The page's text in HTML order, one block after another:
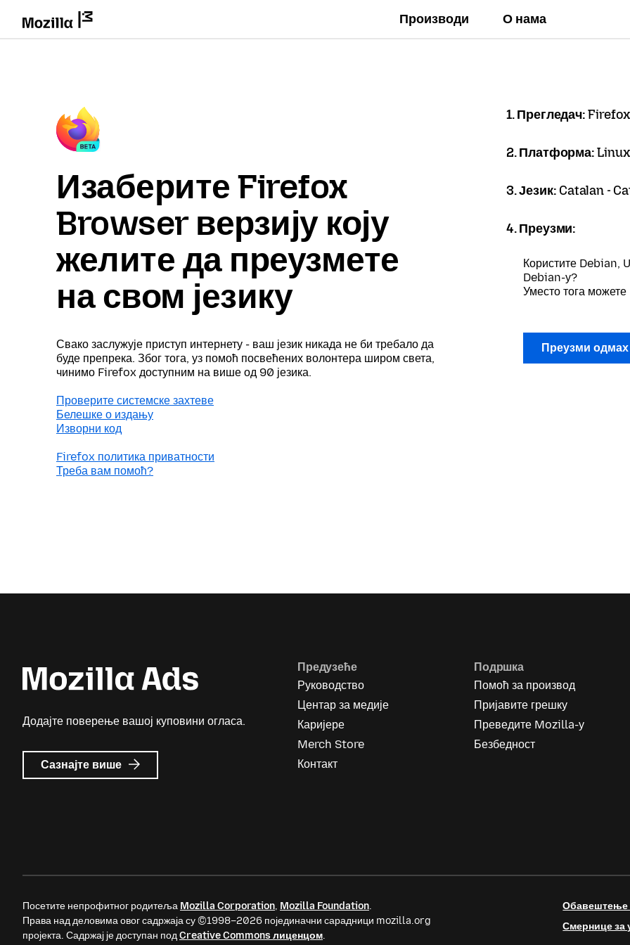
Производи О нама
Изаберите Firefox
Browser верзију коју
желите да преузмете
на свом језику
Свако заслужује приступ интернету - ваш језик никада не би требало да
буде препрека. Због тога, уз помоћ посвећених волонтера широм света,
чинимо Firefox доступним на више од 90 језика.
Проверите системске захтеве
Белешке о издању
Изворни код
Firefox политика приватности
Треба вам помоћ?
1. Прегледач:
2. Платформа:
3. Језик: Catalan -
4. Преузми:
Користите Debian,
Debian-у?
Уместо тога
Преузми
Додајте поверење вашој куповини огласа.
Сазнајте више о
Mozilla
Предузеће
Руководство
Центар за медије
Каријере
Merch Store
Контакт
Подршка
Помоћ за производ
Пријавите грешку
Преведите Mozilla-у
Безбедност
Посетите непрофитног родитеља Mozilla Corporation, Mozilla Foundation.
Права над деловима овог садржаја су ©1998–2026 појединачни сарадници mozilla.org
пројекта. Садржај је доступан подCreative Commons лиценцом.
Обавештење
Смернице за